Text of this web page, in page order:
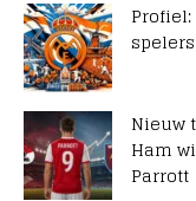
spelers
Nieuw
Ham
Parrott